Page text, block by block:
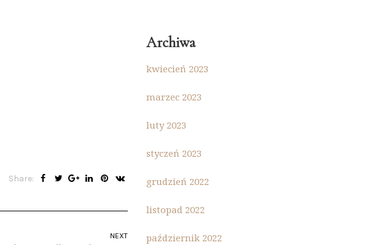
Share:
NEXT
Archiwa
kwiecień 2023
marzec 2023
luty 2023
styczeń 2023
grudzień 2022
listopad 2022
październik 2022